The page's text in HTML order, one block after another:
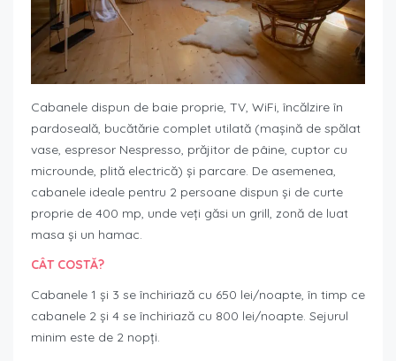
Cabanele dispun de baie proprie, TV, WiFi, încălzire în
pardoseală, bucătărie complet utilată (mașină de spălat
vase, espresor Nespresso, prăjitor de pâine, cuptor cu
microunde, plită electrică) și parcare. De asemenea,
cabanele ideale pentru 2 persoane dispun și de curte
proprie de 400 mp, unde veți găsi un grill, zonă de luat
masa și un hamac.
CÂT COSTĂ?
Cabanele 1 și 3 se închiriază cu 650 lei/noapte, în timp ce
cabanele 2 și 4 se închiriază cu 800 lei/noapte. Sejurul
minim este de 2 nopți.